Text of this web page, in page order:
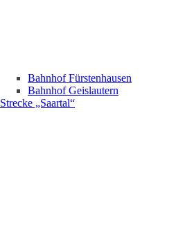
Bahnhof Fürstenhausen
Bahnhof Geislautern
Strecke „Saartal“